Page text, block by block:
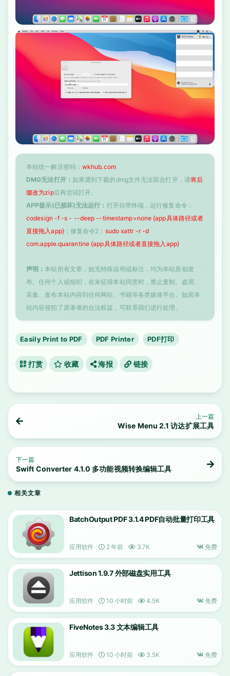
本站统一解压密码： wkhub.com
DMG无法打开： 如果遇到下载的dmg文件无法双击打开，请将后
缀改为zip后再尝试打开。
APP提示(已损坏)无法运行： 打开自带终端，运行修复命令：
codesign -f -s - --deep --timestamp=none {app具体路径或者
直接拖入app}；修复命令2： sudo xattr -r -d
com.apple.quarantine {app具体路径或者直接拖入app}
声明：本站所有文章，如无特殊说明或标注，均为本站原创发
布。任何个人或组织，在未征得本站同意时，禁止复制、盗用、
采集、发布本站内容到任何网站、书籍等各类媒体平台。如若本
站内容侵犯了原著者的合法权益，可联系我们进行处理。
Easily Print to PDF PDF Printer PDF打印
打赏 收藏 海报 链接
上一篇
Wise Menu 2.1 访达扩展工具
下一篇
Swift Converter 4.1.0 多功能视频转换编辑工具
相关文章
BatchOutput PDF 3.1.4 PDF自动批量打印工具
应用软件 2 年前 3.7K 免费
Jettison 1.9.7 外部磁盘实用工具
应用软件 10 小时前 4.5K 免费
FiveNotes 3.3 文本编辑工具
应用软件 10 小时前 3.5K 免费